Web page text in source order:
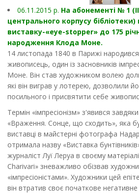
06.11.2015 р. На абонементі № 1
центрального корпусу
виставку-«eye-stopper» до 175
народження Клода Моне.
14 листопада 1840 в Парижі
живописець, один із засновників
Моне. Він став художником волею
які він виграв у лотерею, дозволили
посильного і присвятити себе
Термін «імпресіонізм» з'явився
«Враження. Сонце, що сходить», яка
виставці в майстерні фотографа
отримала назву «Виставка
журналіст Луї Леруа в своєму
Charivari» зневажливо обізвав
«імпресіоністами». Художники цей
він втратив своє початкове